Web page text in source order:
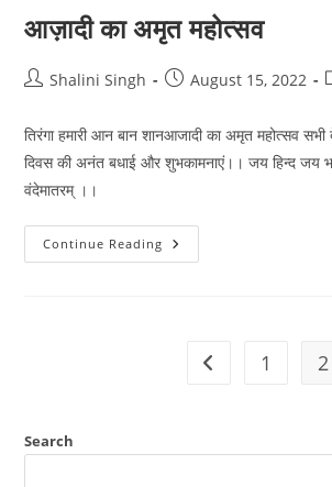
आज़ादी का अमृत महोत्सव
PostShalini Singh
PostAugust 15, 2022
तिरंगा हमारी आन बान शानआजादी का अमृत महोत्सव सभी
दिवस की अनंत बधाई और शुभकामनाएं।। जय हिन्द
वंदेमातरम् ।।
Continue Reading आज़ादी
का
Go to the
1 2
Search